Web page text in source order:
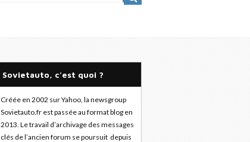
Sovietauto, c'est quoi ?
Créée en 2002 sur Yahoo, la newsgroup
Sovietauto.fr est passée au format blog en
2013. Le travail d’archivage des messages
clés de l’ancien forum se poursuit depuis